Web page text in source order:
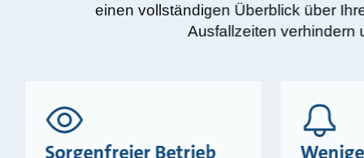
einen vollständigen Überblick über
Ausfallzeiten verhindern
Sorgenfreier Betrieb